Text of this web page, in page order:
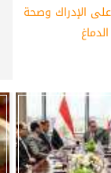
الإدراك وصحة
الدماغ